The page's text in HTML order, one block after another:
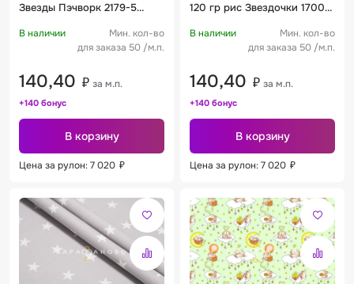
Звезды Пэчворк 2179-5
В наличии
Мин. кол-во
для заказа 50 /м.п.
140,40 ₽ за м.п.
+140 бонус
В корзину
Цена за рулон: 7 020 ₽
120 гр рис Звездочки 1700-
В наличии
Мин. кол-во
для заказа 50 /м.п.
140,40 ₽ за м.п.
+140 бонус
В корзину
Цена за рулон: 7 020 ₽